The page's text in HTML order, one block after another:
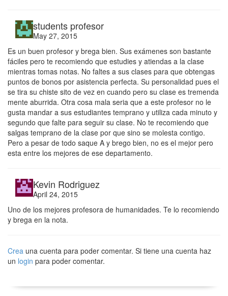
students profesor
May 27, 2015
Es un buen profesor y brega bien. Sus exámenes son bastante
fáciles pero te recomiendo que estudies y atiendas a la clase
mientras tomas notas. No faltes a sus clases para que obtengas
puntos de bonos por asistencia perfecta. Su personalidad pues el
se tira su chiste sito de vez en cuando pero su clase es tremenda
mente aburrida. Otra cosa mala seria que a este profesor no le
gusta mandar a sus estudiantes temprano y utiliza cada minuto y
segundo que falte para seguir su clase. No te recomiendo que
salgas temprano de la clase por que sino se molesta contigo.
Pero a pesar de todo saque A y brego bien, no es el mejor pero
esta entre los mejores de ese departamento.
Kevin Rodriguez
April 24, 2015
Uno de los mejores profesora de humanidades. Te lo recomiendo
y brega en la nota.
Crea una cuenta para poder comentar. Si tiene una cuenta haz
un login para poder comentar.